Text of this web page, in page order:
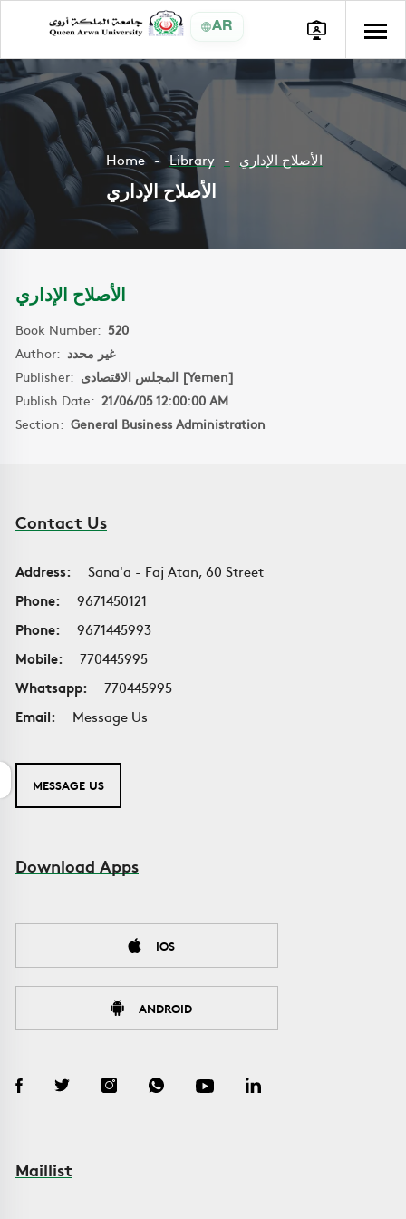
AR
Home Library الأصلاح الإداري
الأصلاح الإداري
الأصلاح الإداري
Book Number: 520
Author: غير محدد
Publisher:
المجلس الاقتصادى [Yemen]
Publish Date: 21/06/05 12:00:00 AM
Section: General Business Administration
Contact Us
Address:
Sana'a - Faj Atan, 60 Street
Phone:
9671450121
Phone:
9671445993
Mobile:
770445995
Whatsapp:
770445995
Email:
Message Us
MESSAGE US
Download Apps
IOS
ANDROID
Maillist